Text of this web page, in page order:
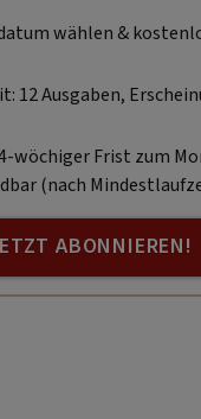
wählen &
12 Ausgaben,
wöchiger Frist zum
(nach
ABONNIEREN!